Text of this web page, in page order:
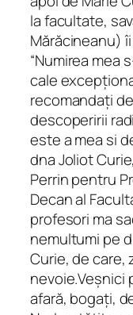
la facultate,
Mărăcineanu)
“Numirea mea
cale
recomandați
descoperirii
este a mea si
dna Joliot
Perrin pentru
Decan al
profesori ma
nemultumi pe
Curie, de care,
nevoie.Veșnici
afară, bogați,